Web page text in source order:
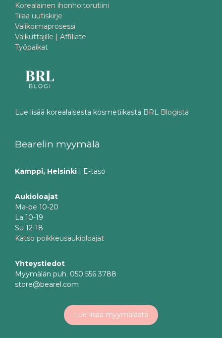
Korealainen ihonhoitorutiini
Tilaa uutiskirje
Valikoimaprosessi
Vaikuttajille | Affiliate
Työpaikat
Lue lisää korealaisesta kosmetiikasta BRL Blogista
Bearelin myymälä
Kamppi, Helsinki | E-taso
Aukioloajat
Ma-pe 10-20
La 10-19
Su 12-18
Katso poikkeusaukioloajat
Yhteystiedot
Myymälän puh. 050 556 3788
store@bearel.com
Lue lisää myymälästä